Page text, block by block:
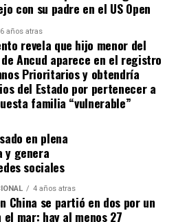
con su padre en el US Open
6 años atras
revela que hijo menor del
Ancud aparece en el registro
Prioritarios y obtendría
del Estado por pertenecer a
familia “vulnerable”
en plena
y genera
sociales
4 años atras
China se partió en dos por un
mar: hay al menos 27